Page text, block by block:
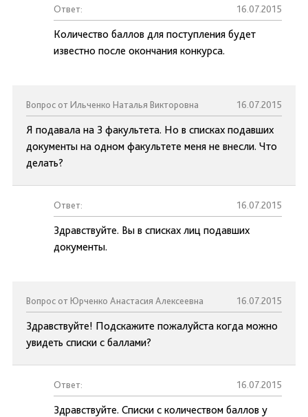
Ответ: 16.07.2015
Количество баллов для поступления будет
известно после окончания конкурса.
Вопрос от Ильченко Наталья Викторовна 16.07.2015
Я подавала на 3 факультета. Но в списках подавших
документы на одном факультете меня не внесли. Что
делать?
Ответ: 16.07.2015
Здравствуйте. Вы в списках лиц подавших
документы.
Вопрос от Юрченко Анастасия Алексеевна 16.07.2015
Здравствуйте! Подскажите пожалуйста когда можно
увидеть списки с баллами?
Ответ: 16.07.2015
Здравствуйте. Списки с количеством баллов у